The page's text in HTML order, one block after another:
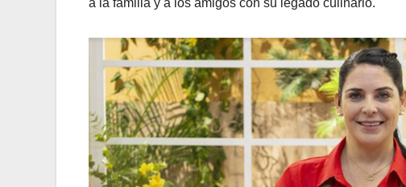
a la familia y a los amigos con su legado culinario.